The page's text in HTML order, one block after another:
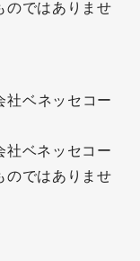
のではありませ
社ベネッセコー
社ベネッセコー
のではありませ